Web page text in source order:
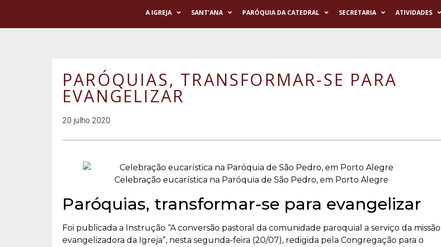
A IGREJA SANT’ANA PARÓQUIA DA CATEDRAL SECRETARIA ATIVIDADES
PARÓQUIAS, TRANSFORMAR-SE PARA
EVANGELIZAR
20 julho 2020
Celebração eucarística na Paróquia de São Pedro, em Porto Alegre
Paróquias, transformar-se para evangelizar
Foi publicada a Instrução “A conversão pastoral da comunidade paroquial a serviço da missão
evangelizadora da Igreja”, nesta segunda-feira (20/07), redigida pela Congregação para o